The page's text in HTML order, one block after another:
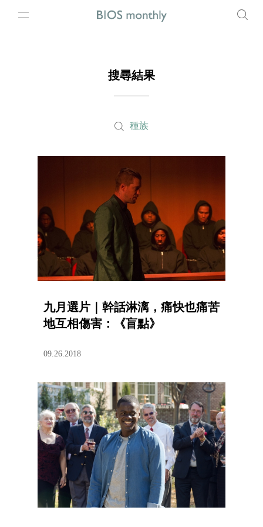
搜尋結果
種族
九月選片｜幹話淋漓，痛快也痛苦
地互相傷害：《盲點》
09.26.2018